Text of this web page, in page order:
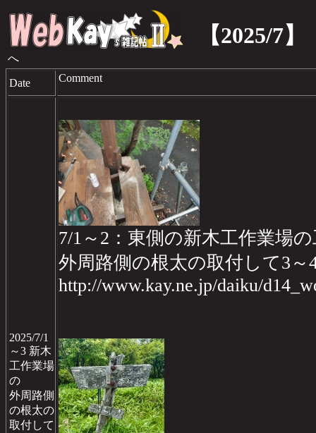
【2025/7】
へ
Date Comment
2025/7/1
～3 新木
工作業場
の
外周路側
の根太の
取付して
7/1～2：東側の新木工作業場の
外周路側の根太の取付して3～
http://www.kay.ne.jp/daiku/